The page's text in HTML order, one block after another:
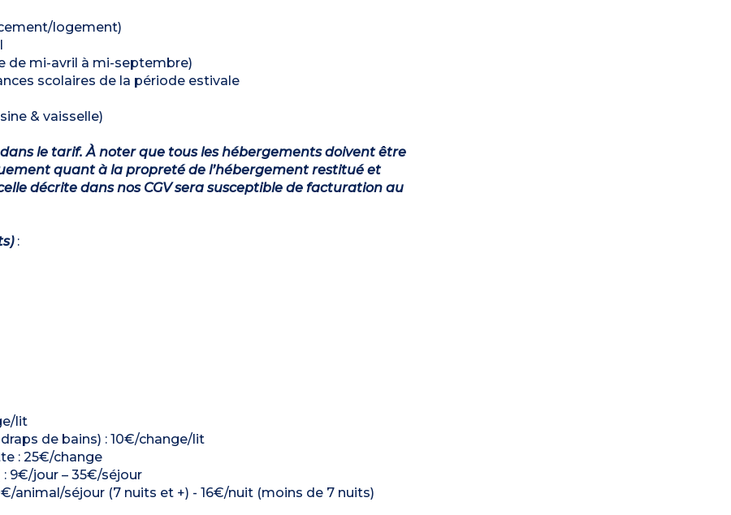
logement)
de mi-avril à mi-septembre)
scolaires de la période estivale
& vaisselle)
le tarif. À noter que tous les hébergements doivent être
quant à la propreté de l’hébergement restitué et
décrite dans nos CGV sera susceptible de facturation au
:
lit
de bains) : 10€/change/lit
: 25€/change
9€/jour – 35€/séjour
animal/séjour (7 nuits et +) - 16€/nuit (moins de 7 nuits)